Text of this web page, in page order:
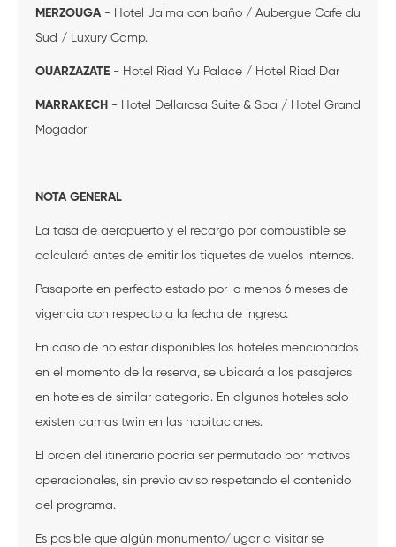
MERZOUGA - Hotel Jaima con baño / Aubergue Cafe du
Sud / Luxury Camp.
OUARZAZATE - Hotel Riad Yu Palace / Hotel Riad Dar
MARRAKECH - Hotel Dellarosa Suite & Spa / Hotel Grand
Mogador
NOTA GENERAL
La tasa de aeropuerto y el recargo por combustible se
calculará antes de emitir los tiquetes de vuelos internos.
Pasaporte en perfecto estado por lo menos 6 meses de
vigencia con respecto a la fecha de ingreso.
En caso de no estar disponibles los hoteles mencionados
en el momento de la reserva, se ubicará a los pasajeros
en hoteles de similar categoría. En algunos hoteles solo
existen camas twin en las habitaciones.
El orden del itinerario podría ser permutado por motivos
operacionales, sin previo aviso respetando el contenido
del programa.
Es posible que algún monumento/lugar a visitar se